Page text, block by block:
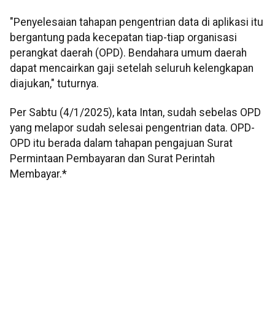
"Penyelesaian tahapan pengentrian data di aplikasi itu
bergantung pada kecepatan tiap-tiap organisasi
perangkat daerah (OPD). Bendahara umum daerah
dapat mencairkan gaji setelah seluruh kelengkapan
diajukan," tuturnya.
Per Sabtu (4/1/2025), kata Intan, sudah sebelas OPD
yang melapor sudah selesai pengentrian data. OPD-
OPD itu berada dalam tahapan pengajuan Surat
Permintaan Pembayaran dan Surat Perintah
Membayar.*